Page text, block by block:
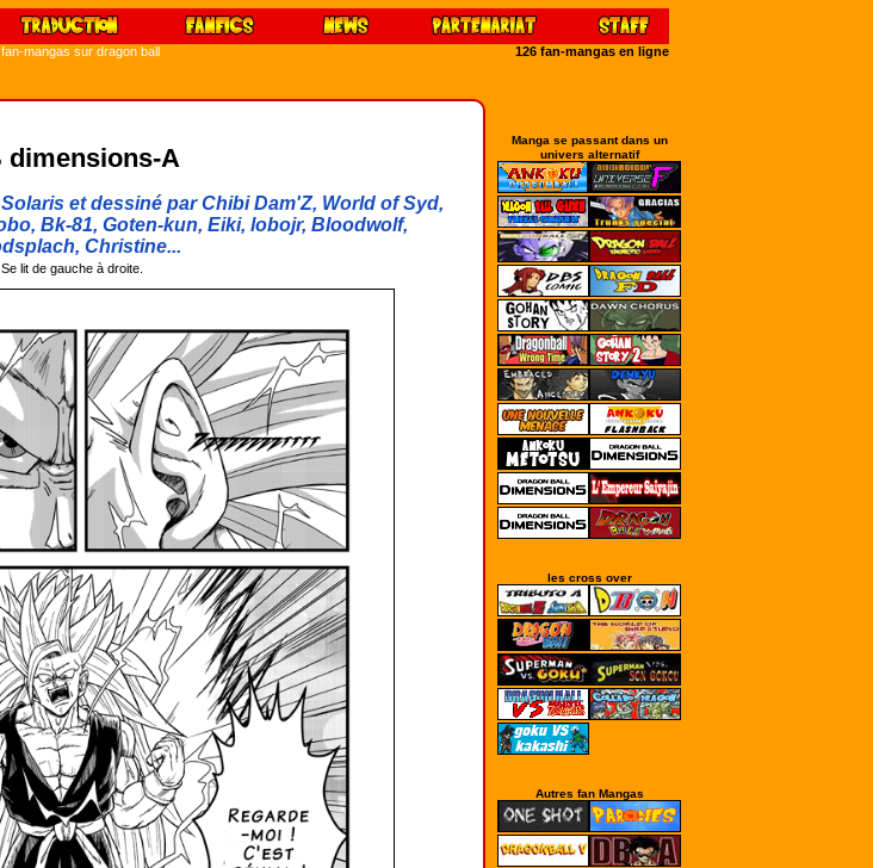
mangas sur dragon ball 126 fan-mangas en ligne
Manga se passant dans un
univers alternatif
les cross over
Autres fan Mangas
dimensions-A
et dessiné par Chibi Dam'Z, World of Syd,
Bk-81, Goten-kun, Eiki, lobojr, Bloodwolf,
Christine...
Se lit de gauche à droite.